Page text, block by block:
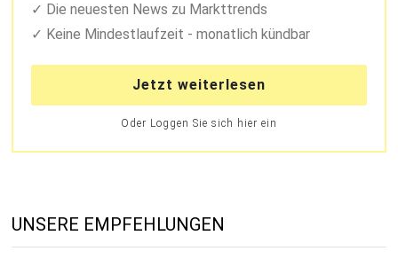
Die neuesten News zu Markttrends
Keine Mindestlaufzeit - monatlich kündbar
Jetzt weiterlesen
Oder Loggen Sie sich hier ein
UNSERE EMPFEHLUNGEN